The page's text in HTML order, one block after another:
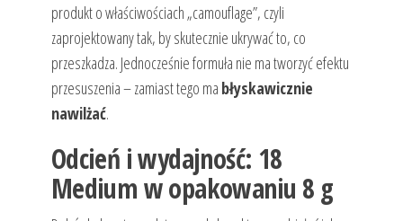
produkt o właściwościach „camouflage”, czyli
zaprojektowany tak, by skutecznie ukrywać to, co
przeszkadza. Jednocześnie formuła nie ma tworzyć efektu
przesuszenia – zamiast tego ma błyskawicznie
nawilżać.
Odcień i wydajność: 18
Medium w opakowaniu 8 g